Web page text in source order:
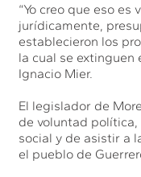
“Yo creo que eso
jurídicamente,
establecieron los
la cual se extinguen
Ignacio Mier.
El legislador de
de voluntad
social y de asistir a
el pueblo de